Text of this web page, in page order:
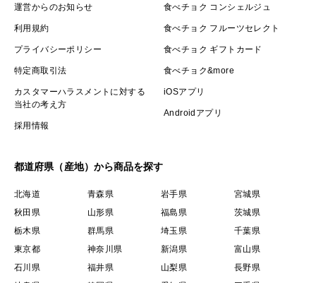
運営からのお知らせ
利用規約
プライバシーポリシー
特定商取引法
カスタマーハラスメントに対する
当社の考え方
採用情報
食べチョク コンシェルジュ
食べチョク フルーツセレクト
食べチョク ギフトカード
食べチョク&more
iOSアプリ
Androidアプリ
都道府県（産地）から商品を探す
北海道 青森県 岩手県
宮城県
秋田県
山形県 福島県
茨城県
栃木県
群馬県 埼玉県
千葉県
東京都
神奈川県 新潟県
富山県
石川県
福井県 山梨県
長野県